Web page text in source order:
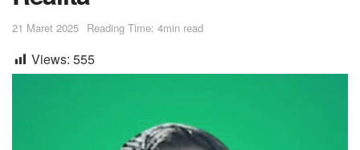
21 Maret 2025 Reading Time: 4min read
Views: 555